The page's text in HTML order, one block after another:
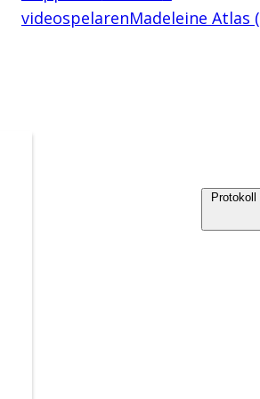
videospelarenMadeleine Atlas
Protokoll